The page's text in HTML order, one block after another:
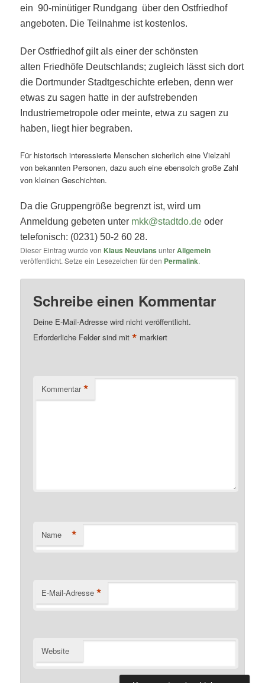
ein 90-minütiger Rundgang über den Ostfriedhof
angeboten. Die Teilnahme ist kostenlos.
Der Ostfriedhof gilt als einer der schönsten
alten Friedhöfe Deutschlands; zugleich lässt sich dort
die Dortmunder Stadtgeschichte erleben, denn wer
etwas zu sagen hatte in der aufstrebenden
Industriemetropole oder meinte, etwa zu sagen zu
haben, liegt hier begraben.
Für historisch interessierte Menschen sicherlich eine Vielzahl
von bekannten Personen, dazu auch eine ebensolch große Zahl
von kleinen Geschichten.
Da die Gruppengröße begrenzt ist, wird um
Anmeldung gebeten unter mkk@stadtdo.de oder
telefonisch: (0231) 50-2 60 28.
Dieser Eintrag wurde von Klaus Neuvians unterAllgemein
veröffentlicht. Setze ein Lesezeichen für den Permalink.
Schreibe einen Kommentar
Deine E-Mail-Adresse wird nicht veröffentlicht.
Erforderliche Felder sind mit* markiert
Kommentar *
Name *
E-Mail-Adresse *
Website